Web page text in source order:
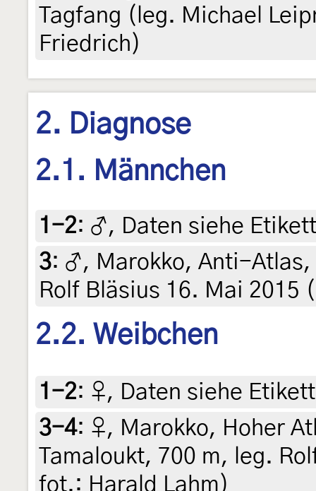
Tagfang (leg. Michael
Friedrich)
2. Diagnose
2.1. Männchen
1-2: ♂, Daten siehe
3: ♂, Marokko, Anti-Atlas,
Rolf Bläsius 16. Mai 2015
2.2. Weibchen
1-2: ♀, Daten siehe
3-4: ♀, Marokko, Hoher
Tamaloukt, 700 m, leg.
fot.: Harald Lahm)